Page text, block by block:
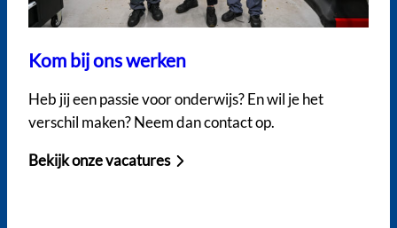
Kom bij ons werken
Heb jij een passie voor onderwijs? En wil je het
verschil maken? Neem dan contact op.
Bekijk onze vacatures